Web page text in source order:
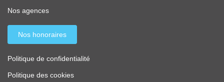
Nos agences
Nos honoraires
Politique de confidentialité
Politique des cookies